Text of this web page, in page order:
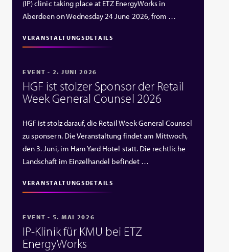
(IP) clinic taking place at ETZ EnergyWorks in
Aberdeen on Wednesday 24 June 2026, from …
VERANSTALTUNGSDETAILS
EVENT - 2. JUNI 2026
HGF ist stolzer Sponsor der Retail
Week General Counsel 2026
HGF ist stolz darauf, die Retail Week General Counsel
zu sponsern. Die Veranstaltung findet am Mittwoch,
den 3. Juni, im Ham Yard Hotel statt. Die rechtliche
Landschaft im Einzelhandel befindet …
VERANSTALTUNGSDETAILS
EVENT - 5. MAI 2026
IP‑Klinik für KMU bei ETZ
EnergyWorks